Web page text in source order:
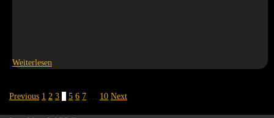
Weiterlesen
Previous 1 2 3 5 6 7 … 10 Next